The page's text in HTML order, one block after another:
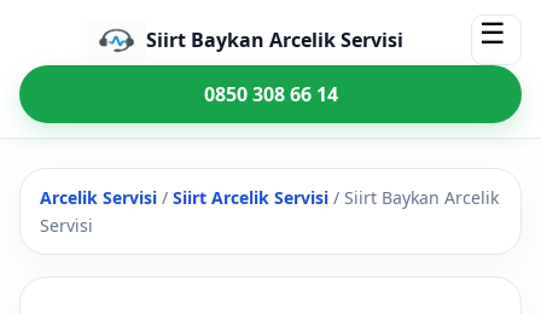
Siirt Baykan Arcelik Servisi ☰
0850 308 66 14
Arcelik Servisi / Siirt Arcelik Servisi / Siirt Baykan Arcelik
Servisi